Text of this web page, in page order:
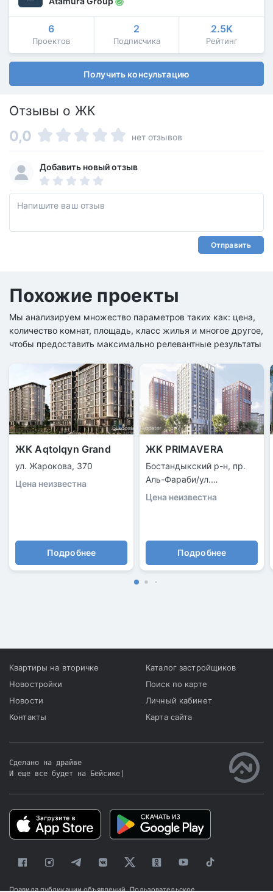
6
Проектов
2
Подписчика
2.5K
Рейтинг
Получить консультацию
Отзывы о ЖК
0,0 нет отзывов
Добавить новый отзыв
Отправить
Похожие проекты
Мы анализируем множество параметров таких как: цена,
количество комнат, площадь, класс жилья и многое другое,
чтобы предоставить максимально релевантные результаты
ЖК Aqtolqyn Grand
ул. Жарокова, 370
Цена неизвестна
Подробнее
ЖК PRIMAVERA
Бостандыкский р-н, пр.
Аль-Фараби/ул.
Ходжанова
Цена неизвестна
Подробнее
Квартиры на вторичке
Новостройки
Новости
Контакты
Каталог застройщиков
Поиск по карте
Личный кабинет
Карта сайта
Сделано на драйве
И еще все будет на Бейсике
Правила публикации объявлений Пользовательское